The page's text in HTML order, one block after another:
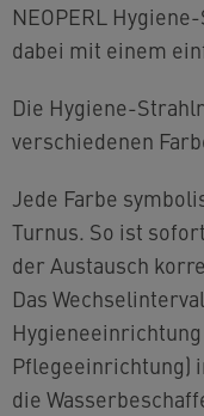
NEOPERL
dabei mit einem
Die Hygiene-
verschiedenen
Jede Farbe
Turnus. So ist
der Austausch
Das
Pflegeeinrichtung)
die